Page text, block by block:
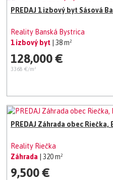
PREDAJ 1 izbový byt Sásová
Reality Banská Bystrica
1 izbový byt
| 38 m²
128,000 €
3368 €/m²
PREDAJ Záhrada obec Riečka,
Reality Riečka
Záhrada
| 320 m²
9,500 €